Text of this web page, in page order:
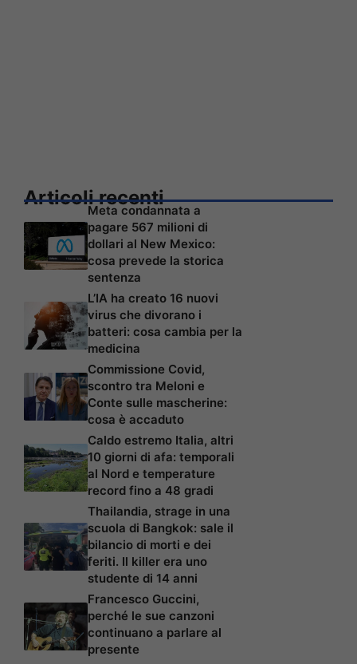
Articoli recenti
Meta condannata a
pagare 567 milioni di
dollari al New Mexico:
cosa prevede la storica
sentenza
L’IA ha creato 16 nuovi
virus che divorano i
batteri: cosa cambia per la
medicina
Commissione Covid,
scontro tra Meloni e
Conte sulle mascherine:
cosa è accaduto
Caldo estremo Italia, altri
10 giorni di afa: temporali
al Nord e temperature
record fino a 48 gradi
Thailandia, strage in una
scuola di Bangkok: sale il
bilancio di morti e dei
feriti. Il killer era uno
studente di 14 anni
Francesco Guccini,
perché le sue canzoni
continuano a parlare al
presente